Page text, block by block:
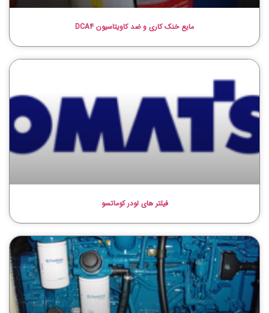
مایع خنک کاری و ضد کاویتاسیون DCA4
فیلتر های لودر کوماتسو